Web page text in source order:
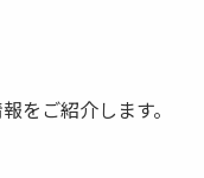
をご紹介します。